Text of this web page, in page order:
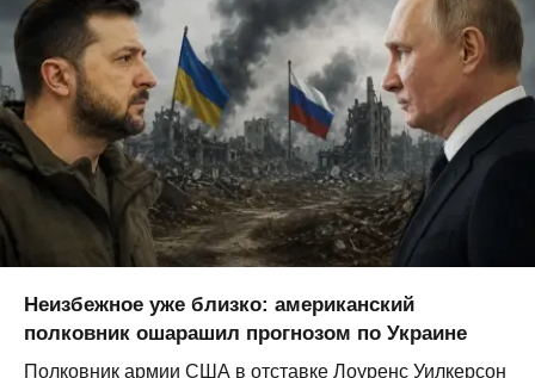
Неизбежное уже близко: американский
полковник ошарашил прогнозом по Украине
Полковник армии США в отставке Лоуренс Уилкерсон